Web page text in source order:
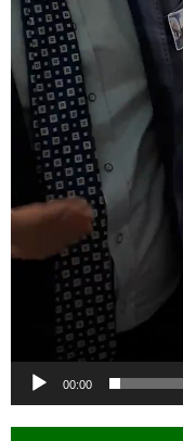
00:00